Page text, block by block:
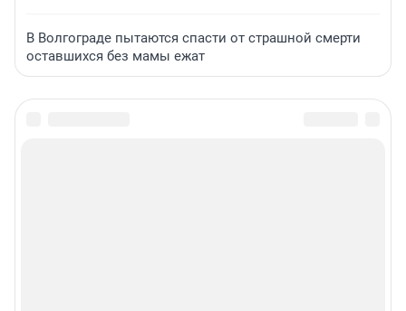
В Волгограде пытаются спасти от страшной смерти
оставшихся без мамы ежат